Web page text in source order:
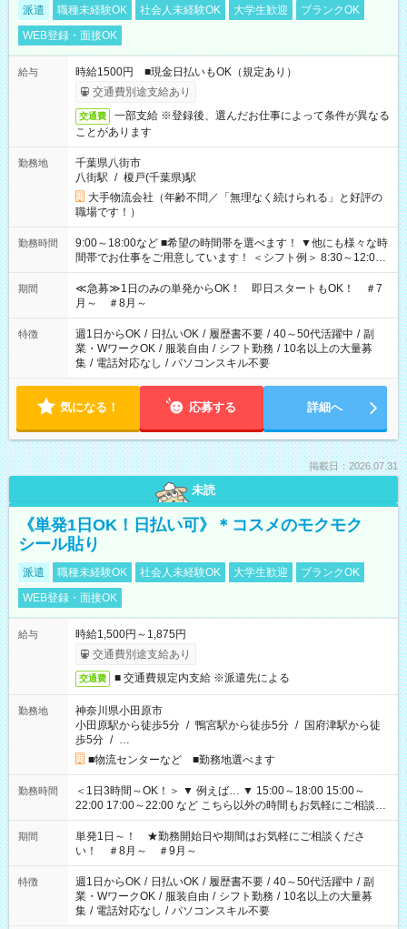
派遣 職種未経験OK 社会人未経験OK 大学生歓迎
ブランクOK
WEB登録・面接OK
給与
時給1500円 ■現金日払いもOK（規定あり）
交通費別途支給あり
交通費
一部支給 ※登録後、選んだお仕事によって条件が異なる
ことがあります
勤務地
千葉県八街市
八街駅 / 榎戸(千葉県)駅
大手物流会社（年齢不問／「無理なく続けられる」と好評の
職場です！）
勤務時間
9:00～18:00など ■希望の時間帯を選べます！ ▼他にも様々な時
間帯でお仕事をご用意しています！ ＜シフト例＞ 8:30～12:00
17:00～22:00 13:00～22:00 22:00～翌6:00 など
期間
≪急募≫1日のみの単発からOK！ 即日スタートもOK！ ＃7
月～ ＃8月～
特徴 週1日からOK / 日払いOK / 履歴書不要 / 40～50代活躍中 / 副
業・WワークOK / 服装自由 / シフト勤務 / 10名以上の大量募
集 / 電話対応なし / パソコンスキル不要
気になる！ 応募する 詳細へ
掲載日：2026.07.31
未読
《単発1日OK！日払い可》＊コスメのモクモク
シール貼り
派遣 職種未経験OK 社会人未経験OK 大学生歓迎
ブランクOK
WEB登録・面接OK
給与
時給1,500円～1,875円
交通費別途支給あり
交通費 ■ 交通費規定内支給 ※派遣先による
勤務地
神奈川県小田原市
小田原駅から徒歩5分 / 鴨宮駅から徒歩5分 / 国府津駅から徒
歩5分 / …
■物流センターなど ■勤務地選べます
勤務時間
＜1日3時間～OK！＞ ▼ 例えば… ▼ 15:00～18:00 15:00～
22:00 17:00～22:00 など こちら以外の時間もお気軽にご相談く
ださい！
期間
単発1日～！ ★勤務開始日や期間はお気軽にご相談くださ
い！ ＃8月～ ＃9月～
特徴 週1日からOK / 日払いOK / 履歴書不要 / 40～50代活躍中 / 副
業・WワークOK / 服装自由 / シフト勤務 / 10名以上の大量募
集 / 電話対応なし / パソコンスキル不要